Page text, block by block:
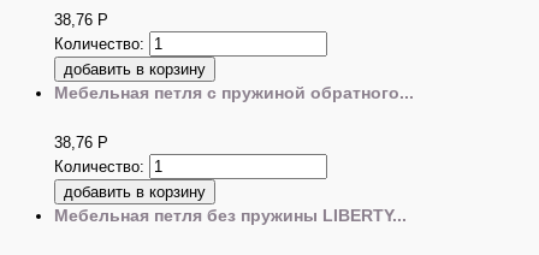
38,76 Р
Количество:
Мебельная петля с пружиной обратного...
38,76 Р
Количество:
Мебельная петля без пружины LIBERTY...